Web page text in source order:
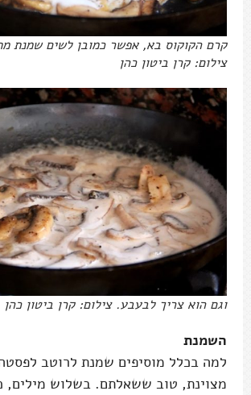
קרם הקוקוס בא, אפשר כמובן לשים שמנת
צילום: קרן ביטון כהן
וגם הוא צריך לבעבע. צילום: קרן ביטון כהן
השמנת
למה בכלל מוסיפים שמנת לרוטב
מצוינת, טוב ששאלתם. בשלוש מילים,